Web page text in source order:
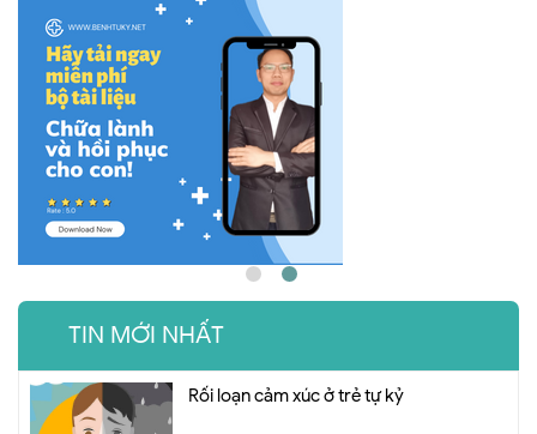
TIN MỚI NHẤT
Rối loạn cảm xúc ở trẻ tự kỷ